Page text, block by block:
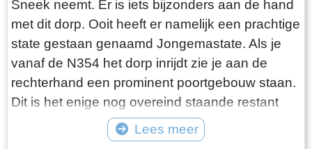
en vangen regelmatig bot bij Laaksum. Ik hoor
dat de ze inmiddels aardig op leeftijd zijn, in
ieder geval over de zestig. Ik hoop dat ze het
nog even kunnen volhouden tot aan hun
pensioenleeftijd. Want zodra zij ermee stoppen
vangt iedereen bot bij Laaksum.
Sneek neemt. Er is iets bijzonders aan de hand
met dit dorp. Ooit heeft er namelijk een prachtige
state gestaan genaamd Jongemastate. Als je
vanaf de N354 het dorp inrijdt zie je aan de
rechterhand een prominent poortgebouw staan.
Dit is het enige nog overeind staande restant
van Jongemastate. Het poortgebouw geeft
toegang tot het park Jongemastate. In het
Lees meer